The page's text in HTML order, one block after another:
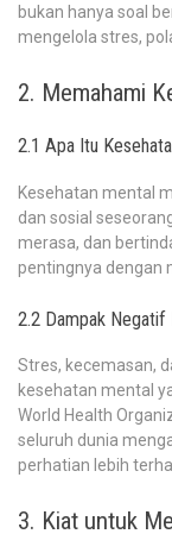
bukan hanya soal
mengelola stres,
2. Memahami
2.1 Apa Itu
Kesehatan mental
dan sosial
merasa, dan
pentingnya dengan
2.2 Dampak Negatif
Stres, kecemasan,
kesehatan mental
World Health
seluruh dunia
perhatian lebih
3. Kiat untuk